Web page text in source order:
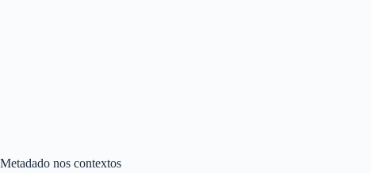
Metadado nos contextos